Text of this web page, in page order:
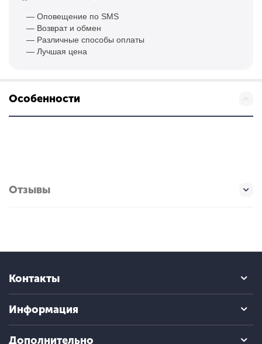
— Оповещение по SMS
— Возврат и обмен
— Различные способы оплаты
— Лучшая цена
Особенности
Отзывы
Контакты
Информация
Дополнительно